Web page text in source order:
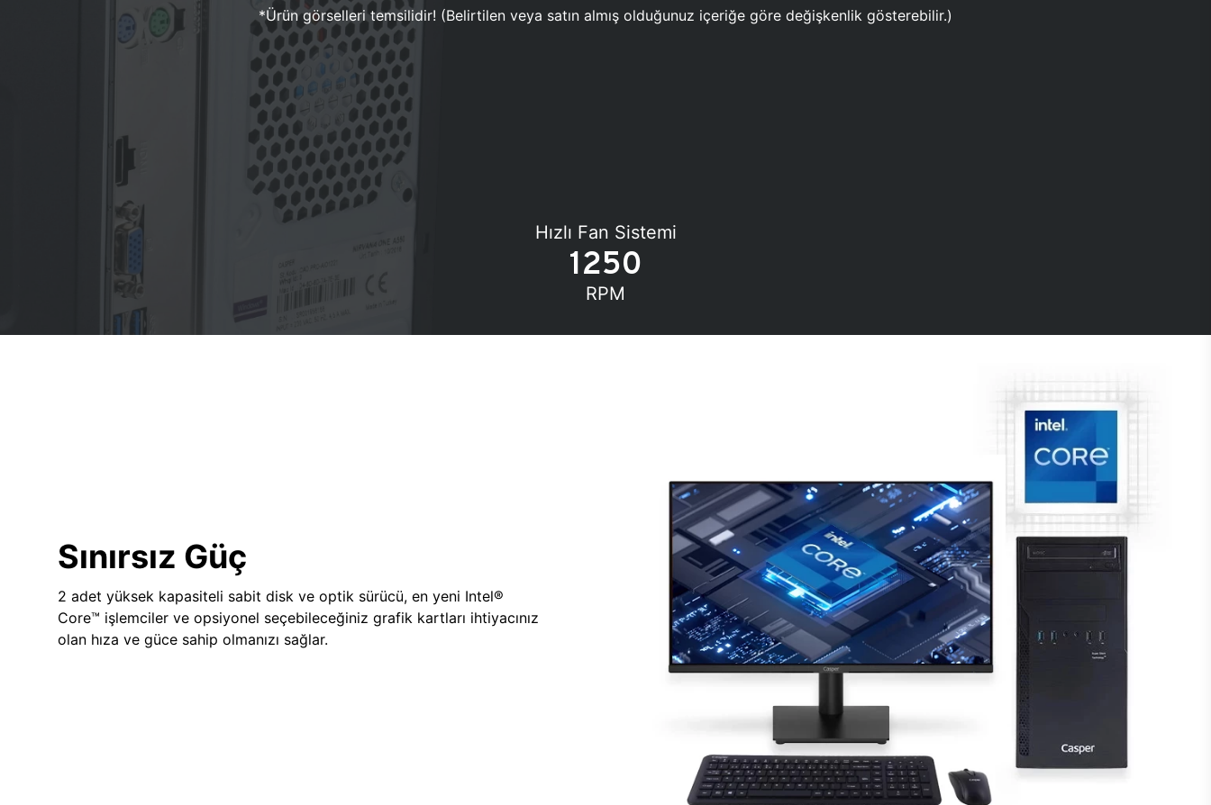
*Ürün görselleri temsilidir! (Belirtilen veya satın almış olduğunuz içeriğe göre değişkenlik gösterebilir.)
Hızlı Fan Sistemi
1250
RPM
Sınırsız Güç
2 adet yüksek kapasiteli sabit disk ve optik sürücü, en yeni Intel®
Core™ işlemciler ve opsiyonel seçebileceğiniz grafik kartları ihtiyacınız
olan hıza ve güce sahip olmanızı sağlar.